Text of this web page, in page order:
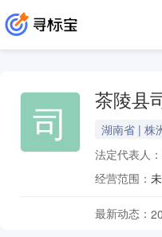
司 茶陵县
湖南省 | 株
法定代表人：
经营范围：
最新动态：